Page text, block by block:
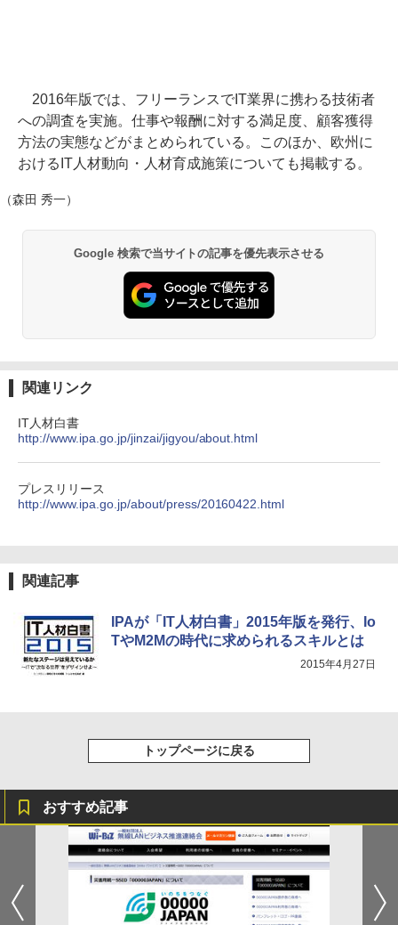
2016年版では、フリーランスでIT業界に携わる技術者
への調査を実施。仕事や報酬に対する満足度、顧客獲得
方法の実態などがまとめられている。このほか、欧州に
おけるIT人材動向・人材育成施策についても掲載する。
（森田 秀一）
Google 検索で当サイトの記事を優先表示させる
関連リンク
IT人材白書
http://www.ipa.go.jp/jinzai/jigyou/about.html
プレスリリース
http://www.ipa.go.jp/about/press/20160422.html
関連記事
IPAが「IT人材白書」2015年版を発行、Io
TやM2Mの時代に求められるスキルとは
2015年4月27日
トップページに戻る
おすすめ記事